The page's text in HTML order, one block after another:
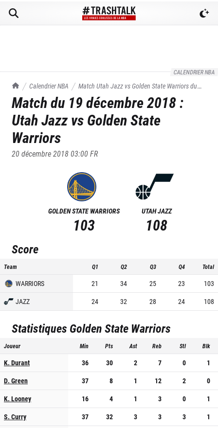
CALENDRIER NBA
TrashTalk Actu NBA
Calendrier NBA Match Utah Jazz vsGolden State Warriorsdu
19/12/2018
Match du 19 décembre 2018:
Utah Jazz vs Golden State
Warriors
20 décembre 2018 03:00FR
GOLDEN STATE WARRIORS
103
UTAH JAZZ
108
Score
Team Q1 Q2 Q3 Q4 Total
WARRIORS 21 34 25 23
103
JAZZ
24 32 28 24 108
Statistiques Golden State Warriors
Joueur Min Pts Ast Reb Stl Blk
K. Durant 36 30 2 7 0
1
D. Green
37 8 1 12 2
0
K. Looney
16 4 1 3 0
1
S. Curry
37 32 3 3 3
1